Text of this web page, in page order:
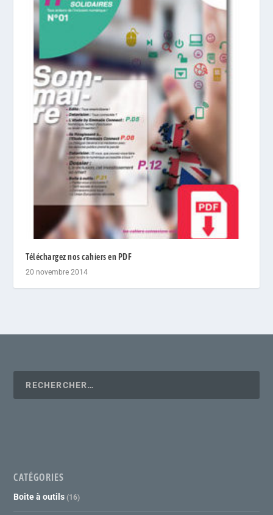
Téléchargez nos cahiers en PDF
20 novembre 2014
CATÉGORIES
Boite à outils (16)